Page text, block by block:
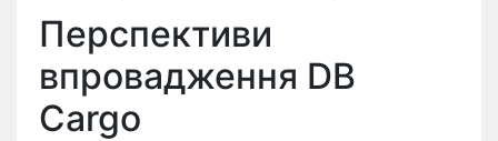
Перспективи
впровадження DB
Cargo